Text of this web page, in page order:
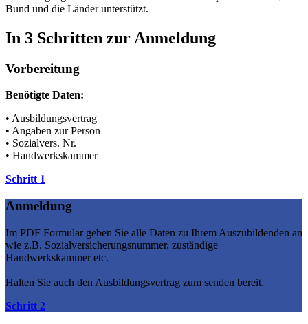
Bund und die Länder unterstützt.
In 3 Schritten zur Anmeldung
Vorbereitung
Benötigte Daten:
• Ausbildungsvertrag
• Angaben zur Person
• Sozialvers. Nr.
• Handwerkskammer
Schritt 1
Anmeldung
Im PDF Formular geben Sie alle Daten zu Ihrem Auszubildenden an
wie z.B. Sozialversicherungsnummer, zuständige
Handwerkskammer etc.
Halten Sie auch den Ausbildungsvertrag zum senden bereit.
Schritt 2